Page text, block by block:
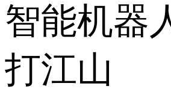
智能机器
打江山